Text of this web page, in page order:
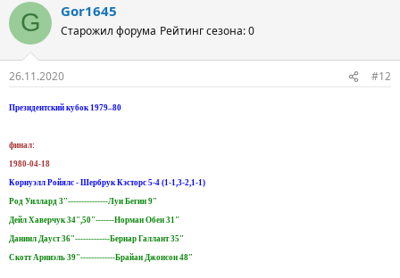
G Gor1645
Старожил форума Рейтинг сезона: 0
26.11.2020 #12
Президентский кубок 1979–80
финал:
1980-04-18
Корнуэлл Ройялс - Шербрук Кэсторс 5-4 (1-1,3-2,1-1)
Род Уиллард 3"---------------Луи Бегин 9"
Дейл Хаверчук 34",50"-------Норман Обен 31"
Даниил Дауст 36"-------------Бернар Галлант 35"
Скотт Арниэль 39"-------------Брайан Джонсон 48"